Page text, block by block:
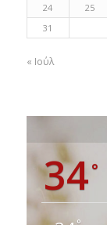
24
25
31
« Ιούλ
34°